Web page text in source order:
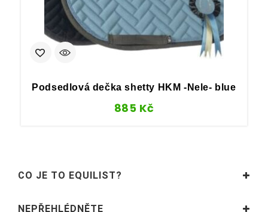
Podsedlová dečka shetty HKM -Nele- blue
885 Kč
CO JE TO EQUILIST?
NEPŘEHLÉDNĚTE